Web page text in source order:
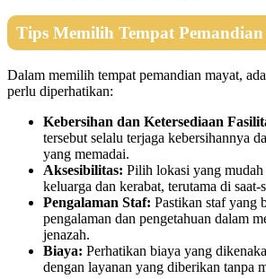
Tips Memilih Tempat
Dalam memilih tempat pemandian mayat,
perlu diperhatikan:
Kebersihan dan Ketersediaan
tersebut selalu terjaga kebersihannya
yang memadai.
Aksesibilitas: Pilih lokasi yang
keluarga dan kerabat, terutama di saat-
Pengalaman Staf: Pastikan staf yang
pengalaman dan pengetahuan dalam
jenazah.
Biaya: Perhatikan biaya yang
dengan layanan yang diberikan tanpa